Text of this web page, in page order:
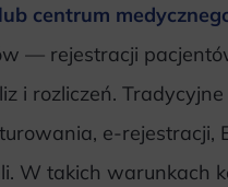
centrum
— rejestracji
i rozliczeń.
e-rejestracji,
W takich warunkach